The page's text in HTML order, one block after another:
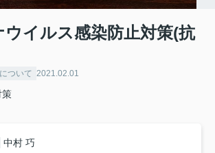
ウイルス感染防止対策(抗
ついて 2021.02.01
策
中村 巧